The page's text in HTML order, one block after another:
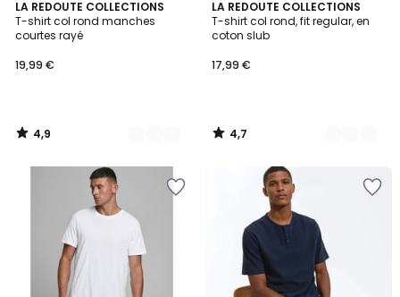
LA REDOUTE COLLECTIONS
T-shirt col rond manches
courtes rayé
19,99 €
4,9
/ 5
2
Couleurs
4,9
/
LA REDOUTE COLLECTIONS
T-shirt col rond, fit regular, en
coton slub
17,99 €
4,7
/ 5
3
Couleurs
4,7
/